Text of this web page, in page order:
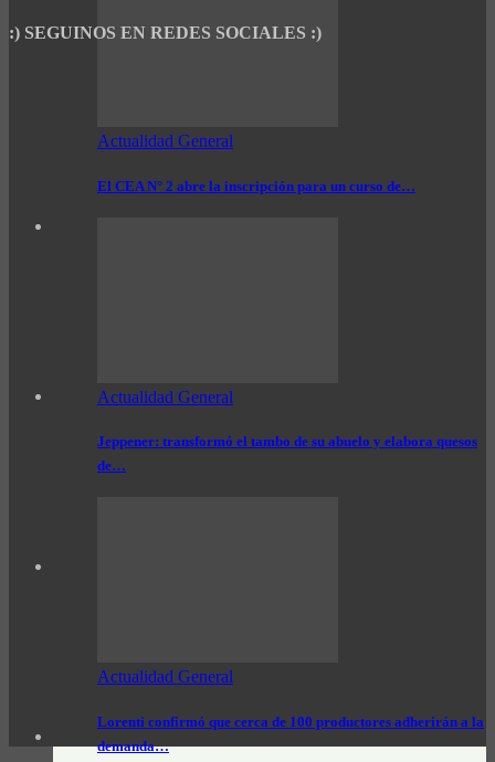
Actualidad General
El CEA N° 2 abre la inscripción para un curso de…
Actualidad General
Jeppener: transformó el tambo de su abuelo y elabora quesos
de…
Actualidad General
Lorenti confirmó que cerca de 100 productores adherirán a la
demanda…
:) SEGUINOS EN REDES SOCIALES :)